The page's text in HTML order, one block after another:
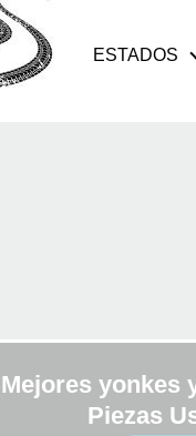
ESTADOS
Mejores yonkes
Piezas